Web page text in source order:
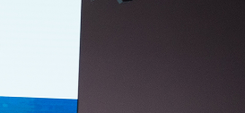
학교운영위원회
학교건축기금